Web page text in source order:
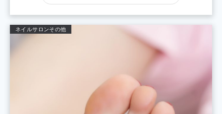
ネイルサロンその他